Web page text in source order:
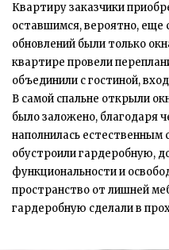
Квартиру заказчики
оставшимся, вероятно, еще
обновлений были только
квартире провели
объединили с гостиной,
В самой спальне открыли
было заложено, благодаря
наполнилась естественным
обустроили гардеробную,
функциональности и
пространство от лишней
гардеробную сделали в